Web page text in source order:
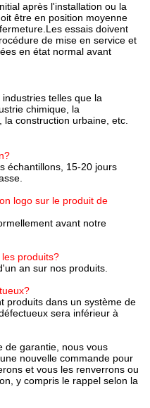
après l'installation ou la
être en position moyenne
essais doivent
de mise en service et
en état normal avant
telles que la
chimique, la
construction urbaine, etc.
échantillons, 15-20 jours
logo sur le produit de
avant notre
produits?
an sur nos produits.
produits dans un système de
sera inférieur à
de garantie, nous vous
nouvelle commande pour
et vous les renverrons ou
y compris le rappel selon la